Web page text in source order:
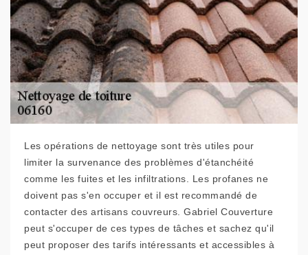
Les opérations de nettoyage sont très utiles pour
limiter la survenance des problèmes d'étanchéité
comme les fuites et les infiltrations. Les profanes ne
doivent pas s'en occuper et il est recommandé de
contacter des artisans couvreurs. Gabriel Couverture
peut s'occuper de ces types de tâches et sachez qu'il
peut proposer des tarifs intéressants et accessibles à